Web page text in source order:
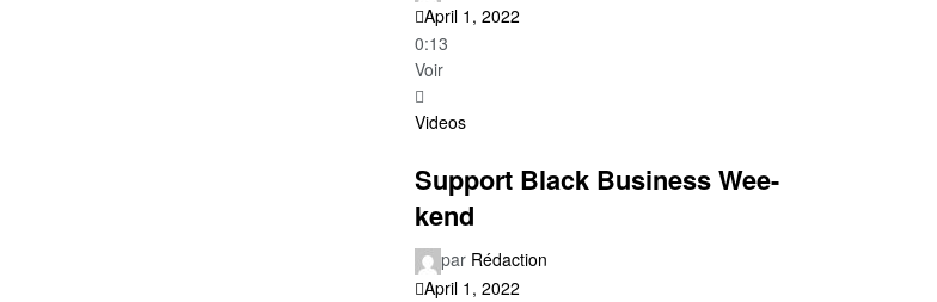
April 1, 2022
0:13
Voir
Videos
Support Black Business Wee-
kend
par Rédaction
April 1, 2022